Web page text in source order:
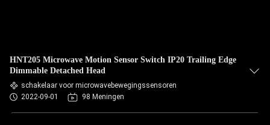
HNT205 Microwave Motion Sensor Switch IP20 Trailing Edge
Dimmable Detached Head
schakelaar voor microwavebewegingssensoren
2022-09-01
98 Meningen